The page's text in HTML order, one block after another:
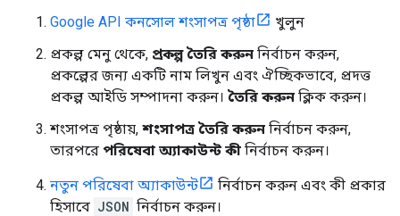
Google API কনসোল শংসাপত্র পৃষ্ঠা
খুলুন
প্রকল্প মেনু থেকে, প্রকল্প তৈরি করুন নির্বাচন করুন,
প্রকল্পের জন্য একটি নাম লিখুন এবং ঐচ্ছিকভাবে, প্রদত্ত
প্রকল্প আইডি সম্পাদনা করুন। তৈরি করুন ক্লিক করুন।
শংসাপত্র পৃষ্ঠায়, শংসাপত্র তৈরি করুন নির্বাচন করুন,
তারপরে পরিষেবা অ্যাকাউন্ট কী নির্বাচন করুন।
নতুন পরিষেবা অ্যাকাউন্ট
নির্বাচন করুন এবং কী প্রকার
হিসাবে JSON নির্বাচন করুন।